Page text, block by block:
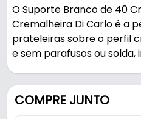
O Suporte Branco de 40
Cremalheira Di Carlo é a
prateleiras sobre o perfil
e sem parafusos ou
Pode ser usado na
COMPRE JUNTO